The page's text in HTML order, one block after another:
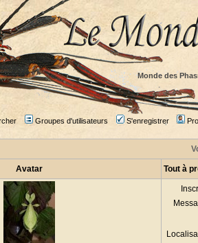
Monde des
Groupes d'utilisateurs S'enregistrer
Avatar Tout à